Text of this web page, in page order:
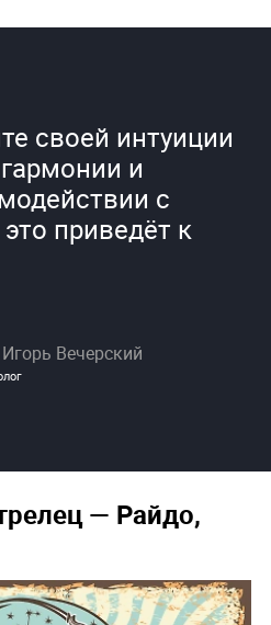
своей интуиции
и
с
приведёт к
Игорь Вечерский
— Райдо,